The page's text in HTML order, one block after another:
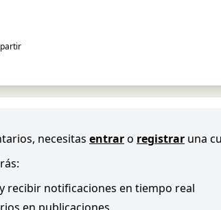
necesitas entraro registrar una
recibir notificaciones en tiempo real